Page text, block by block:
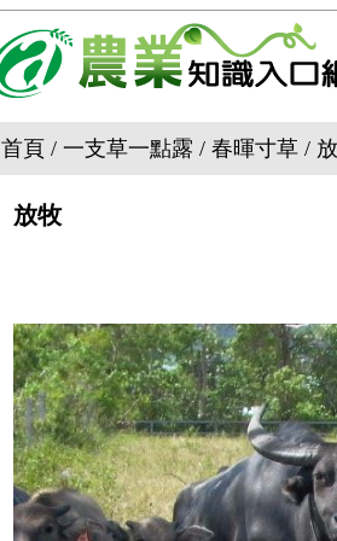
首頁 / 一支草一點露 / 春暉寸草 /
放牧